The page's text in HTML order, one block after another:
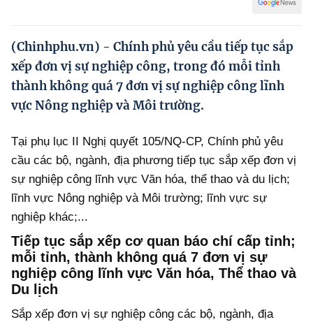
Phát triển kinh tế tư nhân và doanh nghiệp dân tộc
Ocop và chuỗi giá trị Nông sản
Kinh tế tư nhân
Video
(Chinhphu.vn) - Chính phủ yêu cầu tiếp tục sắp
xếp đơn vị sự nghiệp công, trong đó mỗi tỉnh
thành không quá 7 đơn vị sự nghiệp công lĩnh
vực Nông nghiệp và Môi trường.
Tại phụ lục II Nghị quyết 105/NQ-CP, Chính phủ yêu
cầu các bộ, ngành, địa phương tiếp tục sắp xếp đơn vị
sự nghiệp công lĩnh vực Văn hóa, thể thao và du lịch;
lĩnh vực Nông nghiệp và Môi trường; lĩnh vực sự
nghiệp khác;...
Tiếp tục sắp xếp cơ quan báo chí cấp tỉnh;
mỗi tỉnh, thành không quá 7 đơn vị sự
nghiệp công lĩnh vực Văn hóa, Thể thao và
Du lịch
Sắp xếp đơn vị sự nghiệp công các bộ, ngành, địa